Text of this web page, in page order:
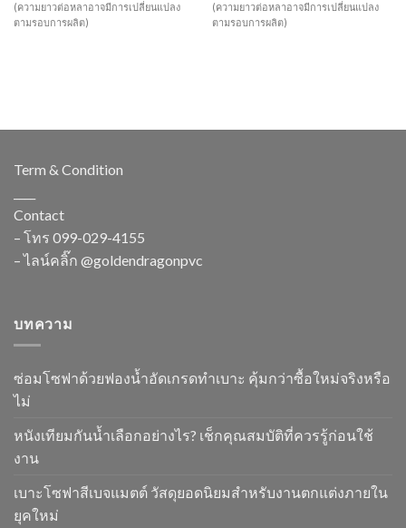
(ความยาวต่อหลาอาจมีการเปลี่ยนแปลง
ตามรอบการผลิต)
(ความยาวต่อหลาอาจมีการเปลี่ยนแปลง
ตามรอบการผลิต)
Term & Condition
Contact
– โทร 099-029-4155
– ไลน์คลิ๊ก @goldendragonpvc
บทความ
ซ่อมโซฟาด้วยฟองน้ำอัดเกรดทำเบาะ คุ้มกว่าซื้อใหม่จริงหรือ
ไม่
หนังเทียมกันน้ำเลือกอย่างไร? เช็กคุณสมบัติที่ควรรู้ก่อนใช้
งาน
เบาะโซฟาสีเบจแมตต์ วัสดุยอดนิยมสำหรับงานตกแต่งภายใน
ยุคใหม่